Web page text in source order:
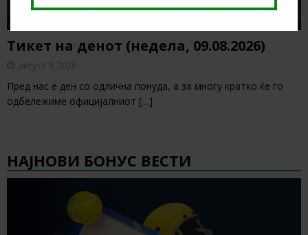
Тикет на денот (недела, 09.08.2026)
август 9, 2026
Пред нас е ден со одлична понуда, а за многу кратко ќе го
одбележиме официјалниот […]
НАЈНОВИ БОНУС ВЕСТИ